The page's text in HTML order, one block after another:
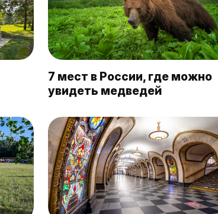
7 мест в России, где можно
увидеть медведей